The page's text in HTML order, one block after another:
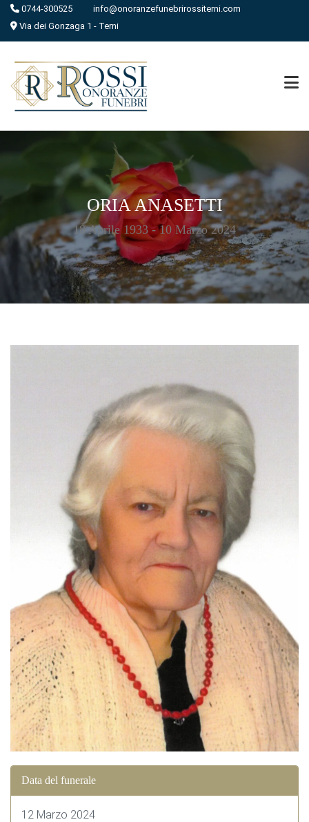
0744-300525
info@onoranzefunebrirossiterni.com
Via dei Gonzaga 1 - Terni
ORIA ANASETTI
18 Aprile 1933 - 10 Marzo 2024
Data del funerale
12 Marzo 2024